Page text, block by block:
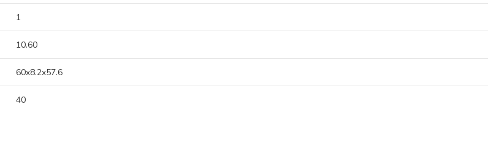
1
10.60
60x8.2x57.6
40